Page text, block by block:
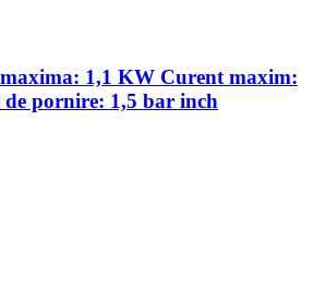
maxima: 1,1 KW Curent maxim:
de pornire: 1,5 bar inch